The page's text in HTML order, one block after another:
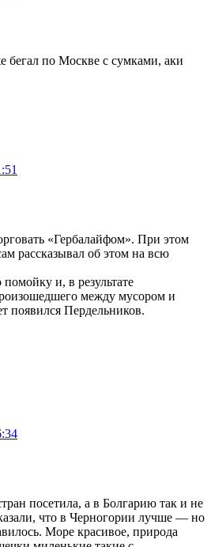
по Москве с сумками, аки
«Гербалайфом». При этом
рассказывал об этом на всю
и, в результате
между мусором и
появился Пердельников.
посетила, а в Болгарию так и не
что в Черногории лучше — но
Море красивое, природа